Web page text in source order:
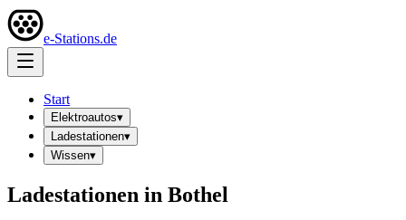
e-Stations.de
Start
Elektroautos▾
Ladestationen▾
Wissen▾
Ladestationen in Bothel